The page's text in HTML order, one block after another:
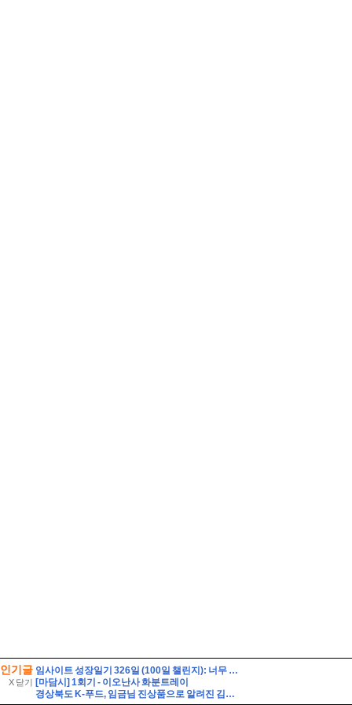
인기글
X 닫기
임사이트 성장일기 326일 (100일 챌린지): 너무 체력 소모
[마담시] 1회기 - 이오난사 화분트레이
경상북도 K-푸드, 임금님 진상품으로 알려진 김천 지례흑돼지를 소개합니다